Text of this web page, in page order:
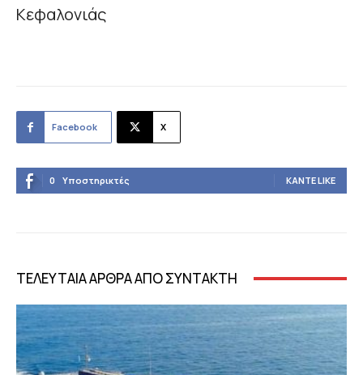
Κεφαλονιάς
Facebook X
0 Υποστηρικτές ΚΆΝΤΕ LIKE
ΤΕΛΕΥΤΑΙΑ ΑΡΘΡΑ ΑΠΟ ΣΥΝΤΑΚΤΗ